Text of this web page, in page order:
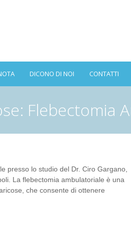
DICONO DI NOI CONTATTI
Flebectomia
presso lo studio del Dr. Ciro Gargano,
La flebectomia ambulatoriale è una
che consente di ottenere